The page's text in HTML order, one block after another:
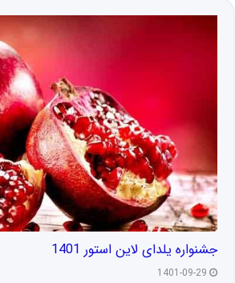
جشنواره یلدای لاین استور 1401
1401-09-29